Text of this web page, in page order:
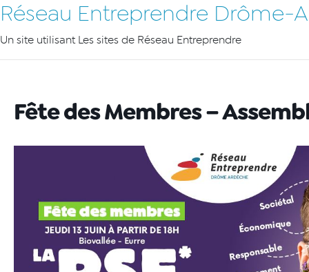
Réseau Entreprendre Drôme-
Un site utilisant Les sites de Réseau Entreprendre
Fête des Membres –